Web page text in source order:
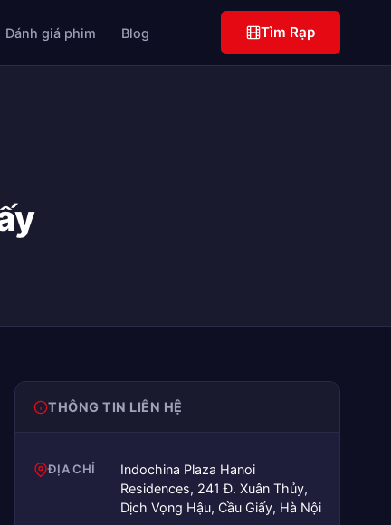
Đánh giá phim Blog Tìm Rạp
THÔNG TIN LIÊN HỆ
ĐỊA CHỈ
Indochina Plaza Hanoi
Residences, 241 Đ. Xuân Thủy,
Dịch Vọng Hậu, Cầu Giấy, Hà Nội